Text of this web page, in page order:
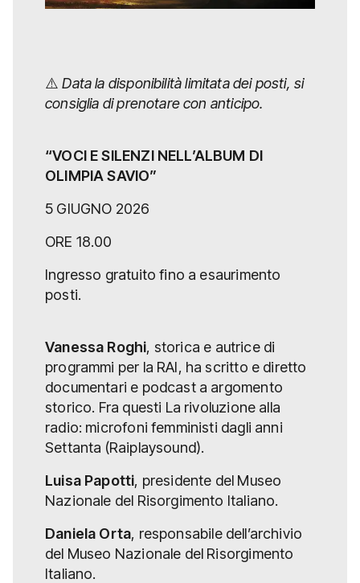
⚠️Data la disponibilità limitata dei posti, si
consiglia di prenotare con anticipo.
“VOCI E SILENZI NELL’ALBUM DI
OLIMPIA SAVIO”
5 GIUGNO 2026
ORE 18.00
Ingresso gratuito fino a esaurimento
posti.
Vanessa Roghi, storica e autrice di
programmi per la RAI, ha scritto e diretto
documentari e podcast a argomento
storico. Fra questi La rivoluzione alla
radio: microfoni femministi dagli anni
Settanta (Raiplaysound).
Luisa Papotti, presidente del Museo
Nazionale del Risorgimento Italiano.
Daniela Orta, responsabile dell’archivio
del Museo Nazionale del Risorgimento
Italiano.